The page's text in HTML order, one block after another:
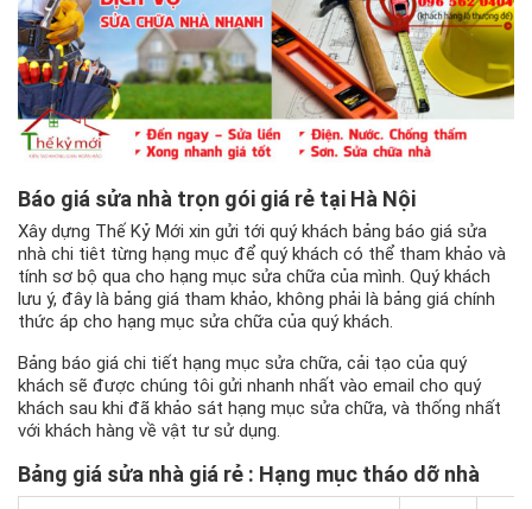
Báo giá sửa nhà trọn gói giá rẻ tại Hà Nội
Xây dựng Thế Kỷ Mới xin gửi tới quý khách bảng báo giá sửa
nhà chi tiêt từng hạng mục để quý khách có thể tham khảo và
tính sơ bộ qua cho hạng mục sửa chữa của mình. Quý khách
lưu ý, đây là bảng giá tham khảo, không phải là bảng giá chính
thức áp cho hạng mục sửa chữa của quý khách.
Bảng báo giá chi tiết hạng mục sửa chữa, cải tạo của quý
khách sẽ được chúng tôi gửi nhanh nhất vào email cho quý
khách sau khi đã khảo sát hạng mục sửa chữa, và thống nhất
với khách hàng về vật tư sử dụng.
Bảng giá sửa nhà giá rẻ : Hạng mục tháo dỡ nhà